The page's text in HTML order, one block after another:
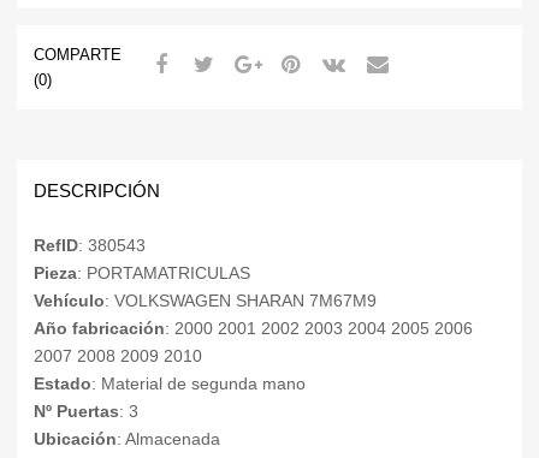
COMPARTE
(0)
DESCRIPCIÓN
RefID: 380543
Pieza: PORTAMATRICULAS
Vehículo: VOLKSWAGEN SHARAN 7M67M9
Año fabricación: 2000 2001 2002 2003 2004 2005 2006
2007 2008 2009 2010
Estado: Material de segunda mano
Nº Puertas: 3
Ubicación: Almacenada